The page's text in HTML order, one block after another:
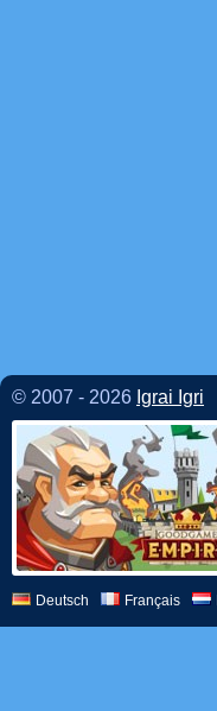
© 2007 - 2026 Igrai Igri
Deutsch Français